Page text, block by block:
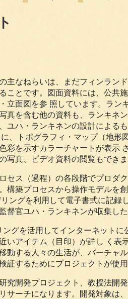
主なねらいは、まだフィンラン
ことです。図面資料には、公共
立面図を参 照しています。ラ
真を含む他の資料も、ランキネ
ユハ・ランキネンの設計による
、トポグラフィ・マップ（地
彩を示すカラーチャートが表示
写真、ビデオ資料の閲覧もできま
セス（過程）の各段階でプロダク
構築プロセスから操作モデルを
ングを利用して電子書式に記録
督官ユハ・ランキネンが収集し
ングを活用してインターネット
いアイテム（目印）が詳し く
動する人々の生活が、バーチャ
証するためにプロジェクトが使用
究開発プロジェクト、教授法開
サーチになります。開発対象は